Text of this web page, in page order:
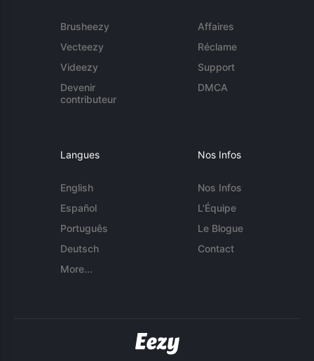
Brusheezy
Vecteezy
Videezy
Devenir
contributeur
Affaires
Réclame
Support
DMCA
Langues
English
Español
Português
Deutsch
More...
Nos Infos
Nos Infos
L'Équipe
Le Blogue
Contact